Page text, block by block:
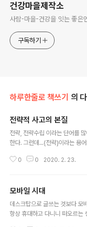
건강마을제작소
사람-마을-건강을 잇는 좋은
구독하기
하루한줄로 책쓰기 의
전략적 사고의 본질
전략, 전략수립 이라는 단어를
한다. 그런데...{전략}이라는 용
천할 수 있게 만드는 것이다. 우
0 0 2020. 2. 23.
모바일 시대
데스크탑으로 글쓰는 것보다 모
항상 휴대하고 다니니 떠오르는